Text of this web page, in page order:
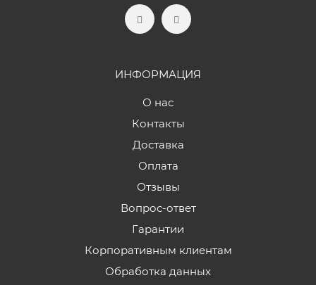
ИНФОРМАЦИЯ
О нас
Контакты
Доставка
Оплата
Отзывы
Вопрос-ответ
Гарантии
Корпоративным клиентам
Обработка данных